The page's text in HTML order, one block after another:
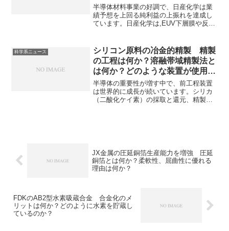
半導体材料事業の好調で、日産化学は業
績予想を上回る純利益の上振れを達成し
ています。日産化学は,EUV下層膜や反射
ことができます。
科学系ニュース
シリコン原料の冶金的精製 精製
の工程は何か？溶融帯域精製法と
は何か？どのような装置が使用さ
れるのか？
半導体の重要性が増す中で、前工程装置
は世界的に成長が続いています。シリカ
（二酸化ケイ素）の採取と還元、精製を
冶金的精製、溶融帯域精製法とは何か、
どのような装置が使用されるのかを知る
ことができます。
JX金属の圧延銅箔生産能力を増強 圧延
銅箔とは何か？柔軟性、屈曲性に優れる
理由は何か？
FDKのAB2型水素吸蔵合金 合金化のメ
リットは何か？どのように水素を貯蔵し
ているのか？